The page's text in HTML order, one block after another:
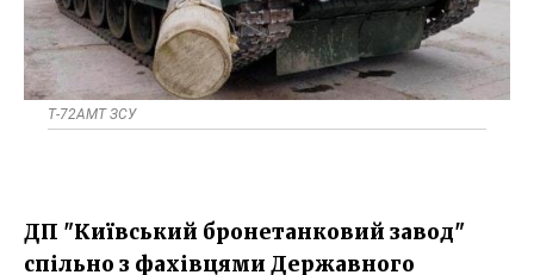
Т-72АМТ ЗСУ
ДП "Київський бронетанковий завод"
спільно з фахівцями Державного